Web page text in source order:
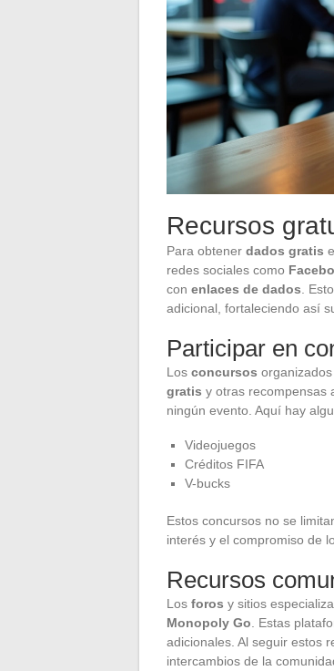
Recursos
Para obtener dados gratis
redes sociales como
con enlaces de dados .
adicional, fortaleciendo así
Participar en
Los concursos
gratis y otras recompensas
ningún evento. Aquí hay
Videojuegos
Créditos FIFA
V-bucks
Estos concursos no se
interés y el compromiso de
Recursos
Los foros y sitios
Monopoly Go . Estas
adicionales. Al seguir estos
intercambios de la